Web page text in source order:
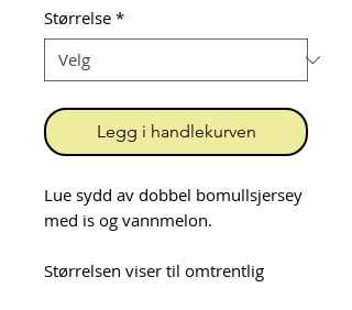
Størrelse *
Legg i handlekurven
Lue sydd av dobbel bomullsjersey
med is og vannmelon.
Størrelsen viser til omtrentlig